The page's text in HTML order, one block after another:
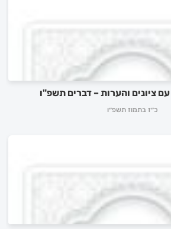
ציונים והערות – דברים תשפ"ו
כ״ז בתמוז תשפ״ו